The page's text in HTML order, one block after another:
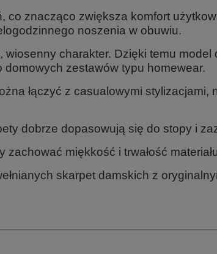
co znacząco zwiększa komfort
noszenia w obuwiu.
charakter. Dzięki temu
zestawów typu homewear.
łączyć z casualowymi
dobrze dopasowują się do stopy i
miękkość i trwałość
skarpet damskich z